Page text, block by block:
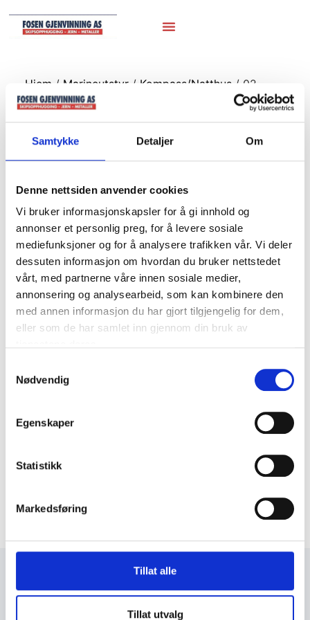
Samtykke Detaljer Om
Denne nettsiden anvender cookies
Vi bruker informasjonskapsler for å gi innhold og
annonser et personlig preg, for å levere sosiale
mediefunksjoner og for å analysere trafikken vår. Vi deler
dessuten informasjon om hvordan du bruker nettstedet
vårt, med partnerne våre innen sosiale medier,
annonsering og analysearbeid, som kan kombinere den
med annen informasjon du har gjort tilgjengelig for dem,
eller som de har samlet inn gjennom din bruk av
Nødvendig
Egenskaper
Statistikk
Markedsføring
Tillat alle
Tillat utvalg
Hjem / Marineutstyr/ Kompass/Natthus / 02.
H=74cm
02. H=74cm
+47 72 53 44 30